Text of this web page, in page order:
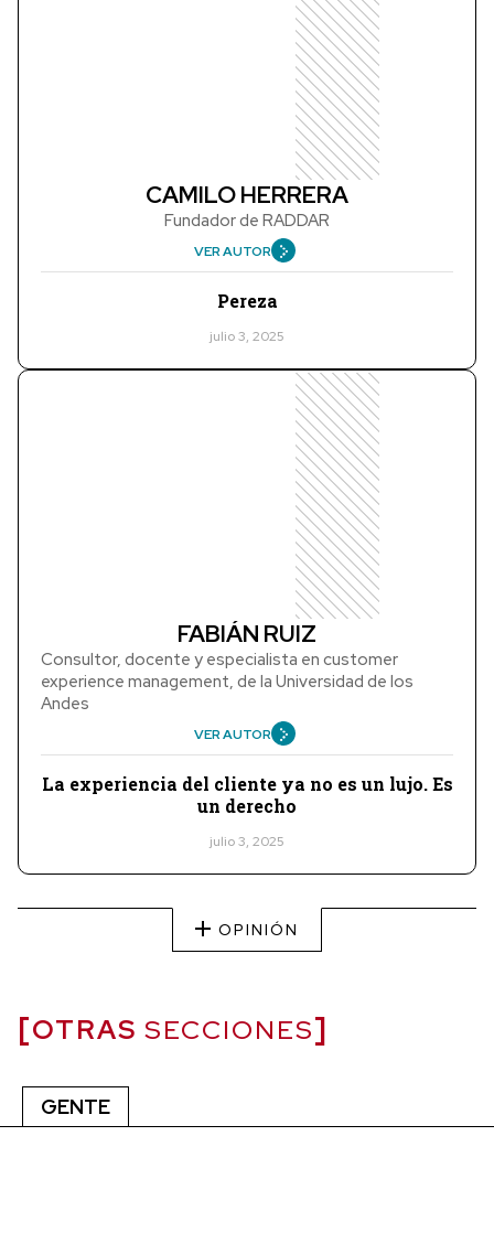
CAMILO HERRERA
Fundador de RADDAR
VER AUTOR
Pereza
julio 3, 2025
FABIÁN RUIZ
Consultor, docente y especialista en customer
experience management, de la Universidad de los
Andes
VER AUTOR
La experiencia del cliente ya no es un lujo. Es
un derecho
julio 3, 2025
OPINIÓN
OTRAS SECCIONES
GENTE